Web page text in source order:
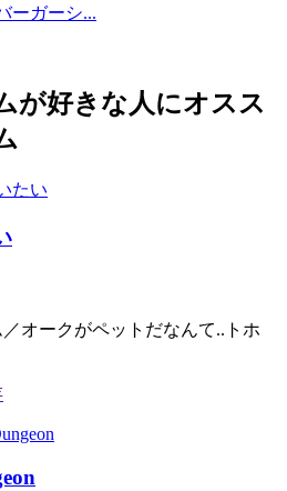
ーガーシ...
が好きな人にオスス
オークがペットだなんて..トホ